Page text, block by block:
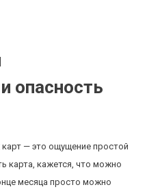
опасность
— это ощущение простой
карта, кажется, что можно
месяца просто можно